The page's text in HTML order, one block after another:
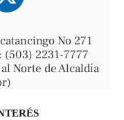
No 271
(503) 2231-7777
Norte de Alcaldía